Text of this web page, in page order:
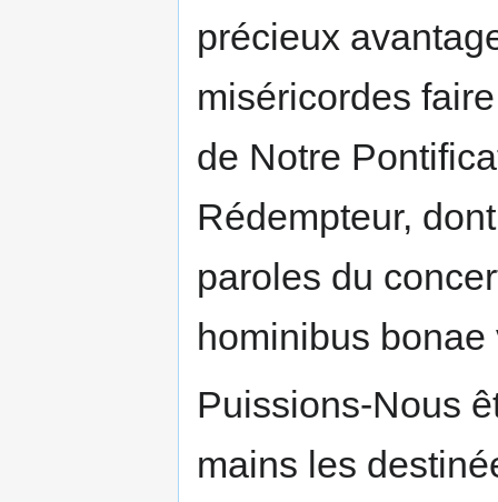
précieux
miséricordes
de Notre
Rédempteur,
paroles du
hominibus
Puissions-Nous
mains les